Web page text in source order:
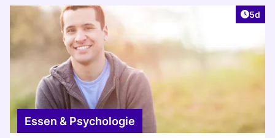
5d
Essen & Psychologie